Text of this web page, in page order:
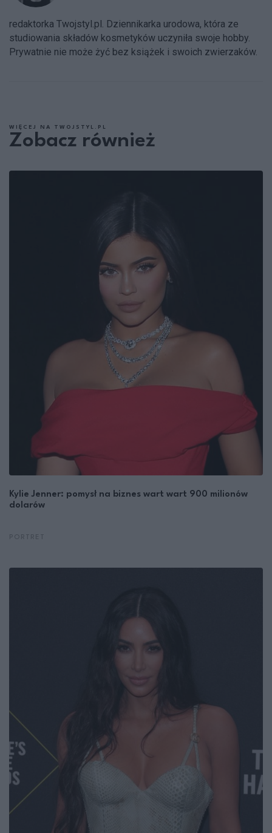
redaktorka Twojstyl.pl. Dziennikarka urodowa, która ze
studiowania składów kosmetyków uczyniła swoje hobby.
Prywatnie nie może żyć bez książek i swoich zwierzaków.
WIĘCEJ NA TWOJSTYL.PL
Zobacz również
Kylie Jenner: pomysł na biznes wart wart 900 milionów
dolarów